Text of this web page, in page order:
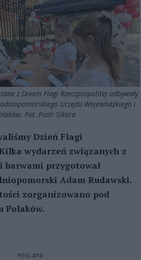
z Dniem Flagi Rzeczpospolitej odbywały
Urzędu Wojewódzkiego i
Fot. Piotr Sikora
Dzień Flagi
wydarzeń związanych z
barwami przygotował
Adam Rudawski.
zorganizowano pod
Polaków.
REKLAMA